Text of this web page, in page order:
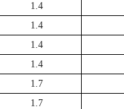
1.4
1.4
1.4
1.4
1.7
1.7